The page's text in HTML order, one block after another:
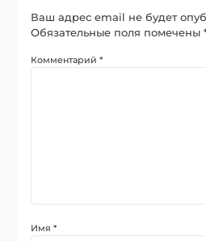
Ваш адрес email не будет
Обязательные поля помечены
Комментарий*
Имя*